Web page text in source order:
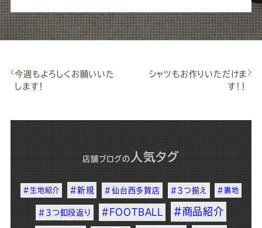
今週もよろしくお願いいた
します！
シャツもお作りいただけま
す！！
店舗ブログの 人気タグ
#生地紹介 #新規 #仙台西多賀店 #3つ揃え #裏地
#3つ釦段返り #FOOTBALL #商品紹介